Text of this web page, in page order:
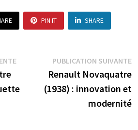
PIN IT SHARE
Publication
précédente :
PUBLICATION SUIVANTE
Renault Novaquatre
(1938) : innovation et
modernité